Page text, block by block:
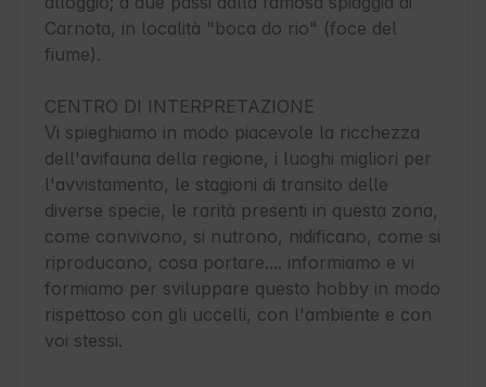
Carnota, in località "boca do rio" (foce del
fiume).
CENTRO DI INTERPRETAZIONE
Vi spieghiamo in modo piacevole la ricchezza
dell'avifauna della regione, i luoghi migliori per
l'avvistamento, le stagioni di transito delle
diverse specie, le rarità presenti in questa zona,
come convivono, si nutrono, nidificano, come si
riproducono, cosa portare.... informiamo e vi
formiamo per sviluppare questo hobby in modo
rispettoso con gli uccelli, con l'ambiente e con
voi stessi.